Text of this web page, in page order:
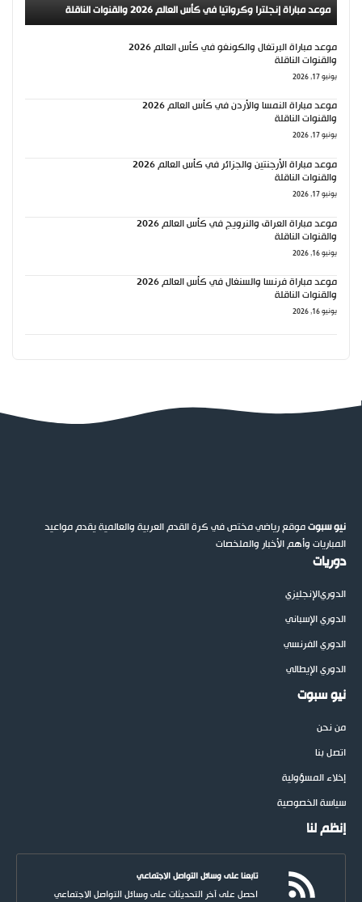
موعد مباراة إنجلترا وكرواتيا في كأس العالم 2026 والقنوات الناقلة
موعد مباراة البرتغال والكونغو في كأس العالم 2026
والقنوات الناقلة
يونيو 17, 2026
موعد مباراة النمسا والأردن في كأس العالم 2026
والقنوات الناقلة
يونيو 17, 2026
موعد مباراة الأرجنتين والجزائر في كأس العالم 2026
والقنوات الناقلة
يونيو 17, 2026
موعد مباراة العراق والنرويج في كأس العالم 2026
والقنوات الناقلة
يونيو 16, 2026
موعد مباراة فرنسا والسنغال في كأس العالم 2026
والقنوات الناقلة
يونيو 16, 2026
نيو سبوتموقع رياضي مختص في كرة القدم العربية والعالمية يقدم مواعيد
المباريات وأهم الأخبار والملخصات
دوريات
الدوريالإنجليزي
الدوري الإسباني
الدوري الفرنسي
الدوري الإيطالي
نيو سبوت
من نحن
اتصل بنا
إخلاء المسؤولية
سياسة الخصوصية
إنظم لنا
تابعنا على وسائل التواصل الاجتماعي
احصل على آخر التحديثات على وسائل التواصل الاجتماعي